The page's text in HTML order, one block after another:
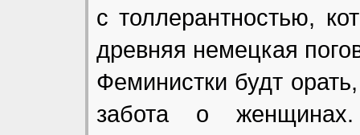
с толлерантностью,
древняя немецкая
Феминистки будт
забота о